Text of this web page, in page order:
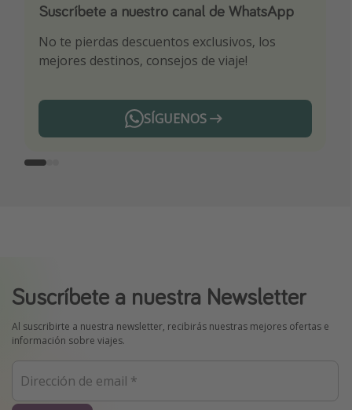
Suscríbete a nuestro canal de WhatsApp
No te pierdas descuentos exclusivos, los
mejores destinos, consejos de viaje!
SÍGUENOS
Descarga nuestra app
Sé el primero en reservar nuestros chollazos
¡Suscríbete a nuestro canal de Telegram!
¡Recibe las mejores ofertas seleccionadas para
ti por nuestros expertos en viajes
Telegram
Suscríbete a nuestra Newsletter
Al suscribirte a nuestra newsletter, recibirás nuestras mejores ofertas e
información sobre viajes.